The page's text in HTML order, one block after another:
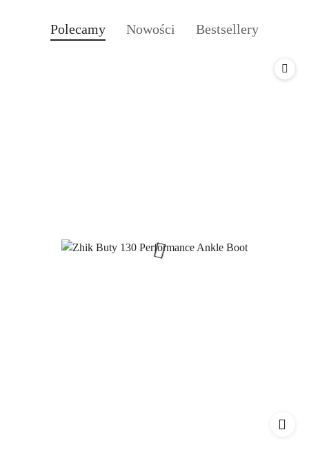
Pomiń karuzelę produktów
Produkty
Polecamy
Produkty
Nowości
Produkty
Bestsellery